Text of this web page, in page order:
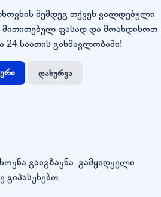
შემდეგ თქვენ ვალდებული
მითითებულ ფასად და მოახდინოთ
საათის განმავლობაში!
დახურვა
გაიგზავნა. გამყიდველი
გიპასუხებთ.